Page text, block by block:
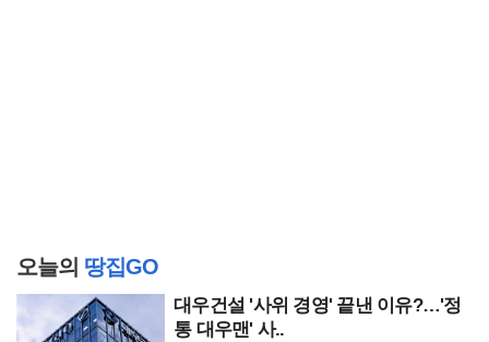
오늘의 땅집GO
대우건설 '사위 경영' 끝낸 이유?…'정
통 대우맨' 사..